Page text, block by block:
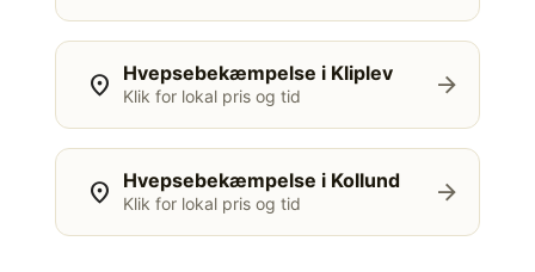
location_on Hvepsebekæmpelse i Kliplev
Klik for lokal pris og tid arrow_forward
location_on Hvepsebekæmpelse i Kollund
Klik for lokal pris og tid arrow_forward